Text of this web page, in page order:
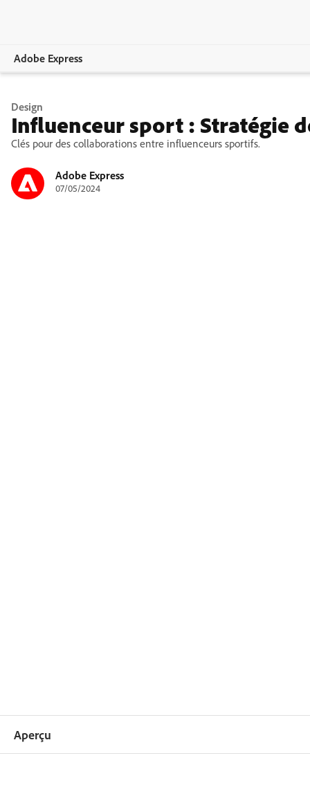
Adobe Express
Vue d’ensemble
Création
Entreprises
Design
Influenceur sport : Stratégie
Clés pour des collaborations entre influenceurs sportifs.
Adobe Express
07/05/2024
Aperçu